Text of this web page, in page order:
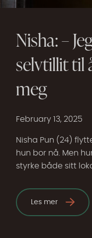
Nisha: –
selvtillit til
meg
February 13, 2025
Nisha Pun (24)
hun bor nå. Men
styrke både sitt
Les mer